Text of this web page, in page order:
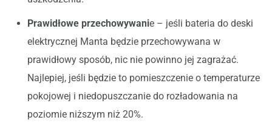
Prawidłowe przechowywanie – jeśli bateria do deski
elektrycznej Manta będzie przechowywana w
prawidłowy sposób, nic nie powinno jej zagrażać.
Najlepiej, jeśli będzie to pomieszczenie o temperaturze
pokojowej i niedopuszczanie do rozładowania na
poziomie niższym niż 20%.